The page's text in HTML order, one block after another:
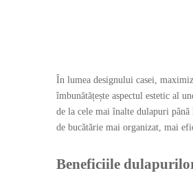
În lumea designului casei,
îmbunătățește aspectul estetic al
de la cele mai înalte dulapuri
de bucătărie mai organizat, mai
Beneficiile